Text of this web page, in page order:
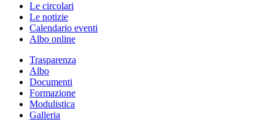
Le circolari
Le notizie
Calendario eventi
Albo online
Trasparenza
Albo
Documenti
Formazione
Modulistica
Galleria